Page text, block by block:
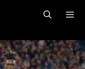
MENU